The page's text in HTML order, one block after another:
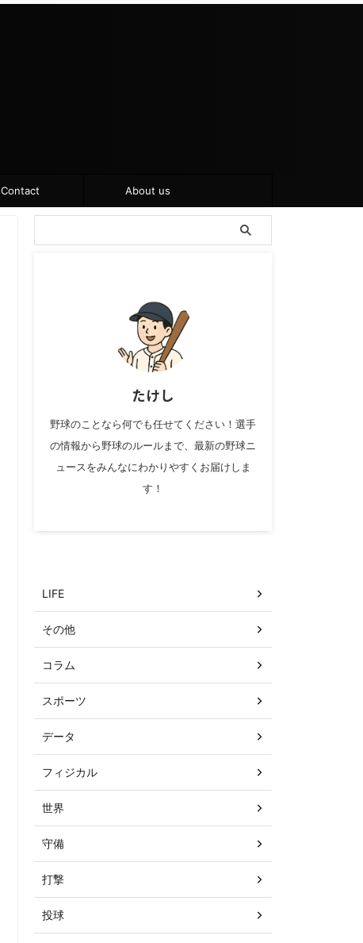
Contact About us
たけし
野球のことなら何でも任せてください！選手
の情報から野球のルールまで、最新の野球ニ
ュースをみんなにわかりやすくお届けしま
す！
LIFE
その他
コラム
スポーツ
データ
フィジカル
世界
守備
打撃
投球